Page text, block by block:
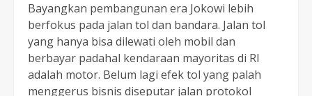
Bayangkan pembangunan era Jokowi lebih
berfokus pada jalan tol dan bandara. Jalan tol
yang hanya bisa dilewati oleh mobil dan
berbayar padahal kendaraan mayoritas di RI
adalah motor. Belum lagi efek tol yang palah
menggerus bisnis diseputar jalan protokol